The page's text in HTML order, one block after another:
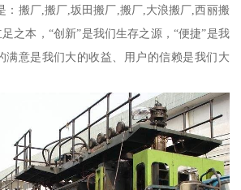
：搬厂,搬厂,坂田搬厂,搬厂,大浪搬厂,西丽搬
之本，“创新”是我们生存之源，“便捷”是我
满意是我们大的收益、用户的信赖是我们大